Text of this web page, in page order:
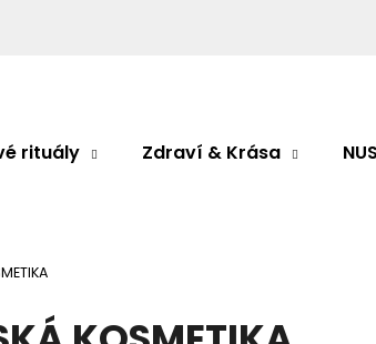
rituály Zdraví & Krása